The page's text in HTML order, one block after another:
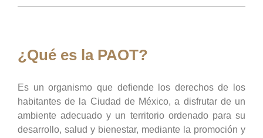
¿Qué es la PAOT?
Es un organismo que defiende los derechos de los
habitantes de la Ciudad de México, a disfrutar de un
ambiente adecuado y un territorio ordenado para su
desarrollo, salud y bienestar, mediante la promoción y